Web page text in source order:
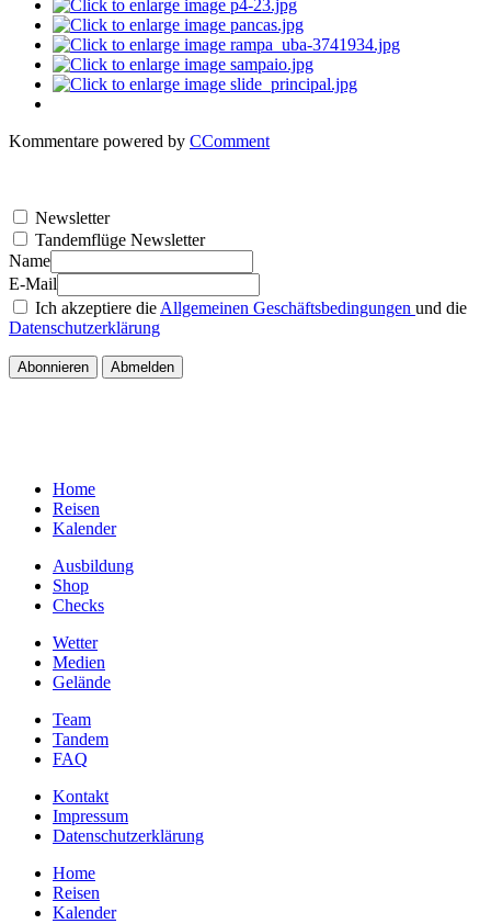
Kommentare powered by CComment
Newsletter
Tandemflüge Newsletter
Name
E-Mail
Ich akzeptiere die Allgemeinen Geschäftsbedingungen und die
Datenschutzerklärung
Home
Reisen
Kalender
Ausbildung
Shop
Checks
Wetter
Medien
Gelände
Team
Tandem
FAQ
Kontakt
Impressum
Datenschutzerklärung
Home
Reisen
Kalender